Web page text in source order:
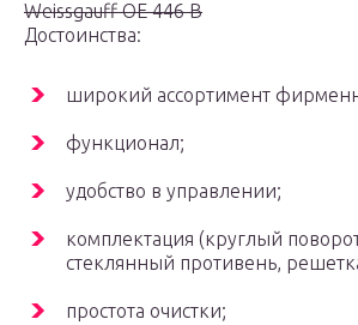
Weissgauff OE 446 B
Достоинства:
широкий ассортимент
функционал;
удобство в управлении;
комплектация (круглый
стеклянный противень,
простота очистки;